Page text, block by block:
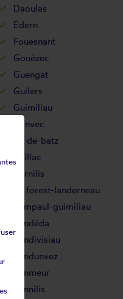
Daoulas
Edern
Fouesnant
Gouézec
Guengat
Guilers
Guimiliau
Hanvec
Île-de-batz
Irvillac
Kernilis
La forest-landerneau
Lampaul-guimiliau
Landéda
Landivisiau
Landunvez
Lanmeur
Lannilis